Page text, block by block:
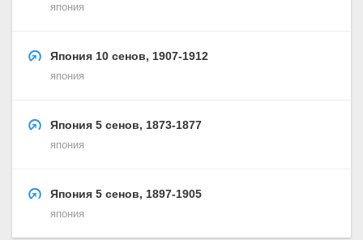
япония
Япония 10 сенов, 1907-1912
япония
Япония 5 сенов, 1873-1877
япония
Япония 5 сенов, 1897-1905
япония